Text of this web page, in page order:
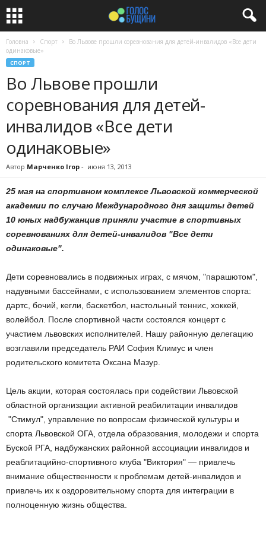
Головна Спорт
Во Львове прошли соревнования для детей-инвалидов «Все дети
одинаковые»
СПОРТ
Во Львове прошли
соревнования для детей-
инвалидов «Все дети
одинаковые»
Автор Марченко Ігор - июня 13, 2013
25 мая на спортивном комплексе Львовской коммерческой
академии по случаю Международного дня защиты детей
10 юных надбужанцив приняли участие в спортивных
соревнованиях для детей-инвалидов "Все дети
одинаковые".
Дети соревновались в подвижных играх, с мячом, "парашютом",
надувными бассейнами, с использованием элементов спорта:
дартс, бочий, кегли, баскетбол, настольный теннис, хоккей,
волейбол. После спортивной части состоялся концерт с
участием львовских исполнителей. Нашу районную делегацию
возглавили председатель РАИ София Климус и член
родительского комитета Оксана Мазур.
Цель акции, которая состоялась при содействии Львовской
областной организации активной реабилитации инвалидов
"Стимул", управление по вопросам физической культуры и
спорта Львовской ОГА, отдела образования, молодежи и спорта
Буской РГА, надбужанских районной ассоциации инвалидов и
реаблитацийно-спортивного клуба "Виктория" — привлечь
внимание общественности к проблемам детей-инвалидов и
привлечь их к оздоровительному спорта для интеграции в
полноценную жизнь общества.